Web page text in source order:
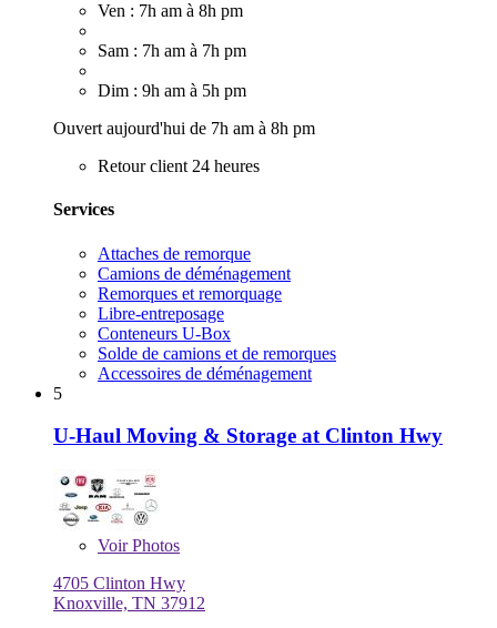
Ven : 7h am à 8h pm
Sam : 7h am à 7h pm
Dim : 9h am à 5h pm
Ouvert aujourd'hui de 7h am à 8h pm
Retour client 24 heures
Services
Attaches de remorque
Camions de déménagement
Remorques et remorquage
Libre-entreposage
Conteneurs U-Box
Solde de camions et de remorques
Accessoires de déménagement
5
U-Haul Moving & Storage at Clinton Hwy
VoirPhotos
4705 Clinton Hwy
Knoxville, TN 37912